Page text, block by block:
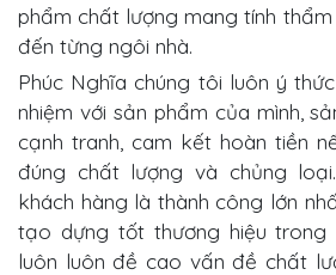
phẩm chất lượng mang tính
đến từng ngôi nhà.
Phúc Nghĩa chúng tôi luôn ý
nhiệm với sản phẩm của mình,
cạnh tranh, cam kết hoàn tiền
đúng chất lượng và chủng
khách hàng là thành công lớn
tạo dựng tốt thương hiệu trong
luôn luôn đề cao vấn đề chất